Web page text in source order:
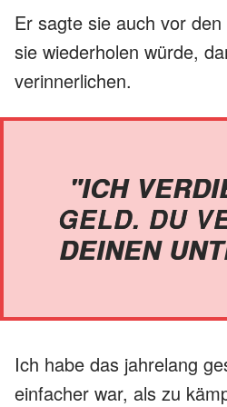
Er sagte sie auch vor
sie wiederholen würde,
verinnerlichen.
"ICH
GELD. DU
DEINEN
Ich habe das jahrelang
einfacher war, als zu